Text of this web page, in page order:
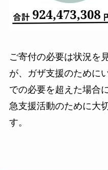
ご寄付の必要は状況を
が、ガザ支援のために
での必要を超えた場合
急支援活動のために大
す。